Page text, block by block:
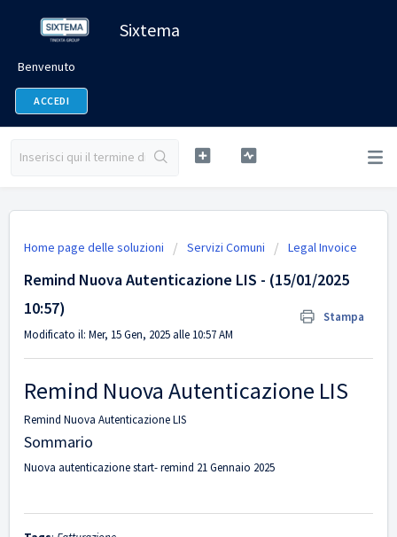
Sixtema
Benvenuto
ACCEDI
Home page delle soluzioni Servizi Comuni Legal Invoice
Remind Nuova Autenticazione LIS - (15/01/2025
10:57)
Stampa
Modificato il: Mer, 15 Gen, 2025 alle 10:57 AM
Remind Nuova Autenticazione LIS
Remind Nuova Autenticazione LIS
Sommario
Nuova autenticazione start- remind 21 Gennaio 2025